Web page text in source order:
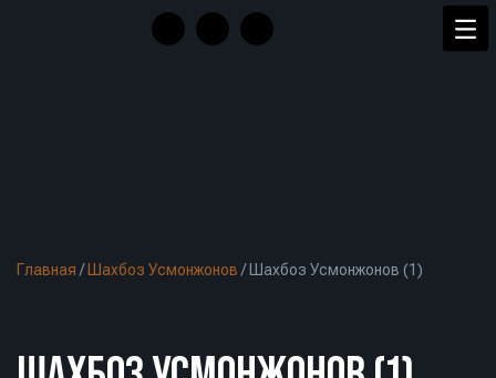
Главная / Шахбоз Усмонжонов / Шахбоз Усмонжонов (1)